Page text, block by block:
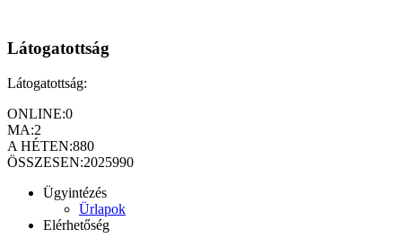
Látogatottság
Látogatottság:
ONLINE:0
MA:2
A HÉTEN:880
ÖSSZESEN:2025990
Ügyintézés
Ürlapok
Elérhetőség